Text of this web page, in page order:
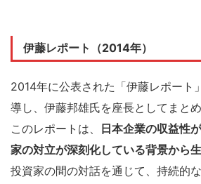
伊藤レポート（2014年）
2014年に公表された「伊藤レポート
導し、伊藤邦雄氏を座長としてまと
このレポートは、
日本企業の収益性
家の対立が深刻化している背景から生
投資家の間の対話を通じて、持続的